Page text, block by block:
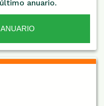
anuario.